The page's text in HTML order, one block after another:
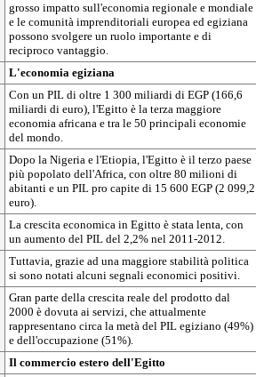
grosso impatto sull'economia regionale e mondiale
e le comunità imprenditoriali europea ed egiziana
possono svolgere un ruolo importante e di
reciproco vantaggio.
L'economia egiziana
Con un PIL di oltre 1 300 miliardi di EGP (166,6
miliardi di euro), l'Egitto è la terza maggiore
economia africana e tra le 50 principali economie
del mondo.
Dopo la Nigeria e l'Etiopia, l'Egitto è il terzo paese
più popolato dell'Africa, con oltre 80 milioni di
abitanti e un PIL pro capite di 15 600 EGP (2 099,2
euro).
La crescita economica in Egitto è stata lenta, con
un aumento del PIL del 2,2% nel 2011-2012.
Tuttavia, grazie ad una maggiore stabilità politica
si sono notati alcuni segnali economici positivi.
Gran parte della crescita reale del prodotto dal
2000 è dovuta ai servizi, che attualmente
rappresentano circa la metà del PIL egiziano (49%)
e dell'occupazione (51%).
Il commercio estero dell'Egitto